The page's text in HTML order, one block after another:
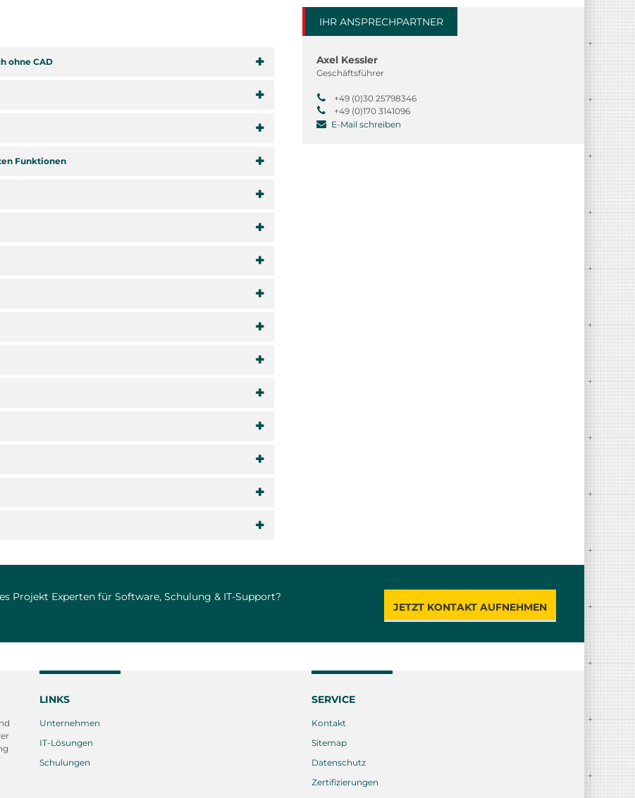
ohne CAD
Funktionen
IHR ANSPRECHPARTNER
Axel Kessler
Geschäftsführer
+49 (0)30 25798346
+49 (0)170 3141096
E-Mail schreiben
Projekt Experten für Software, Schulung & IT-Support?
JETZT KONTAKT AUFNEHMEN
LINKS
Unternehmen
IT-Lösungen
Schulungen
SERVICE
Kontakt
Sitemap
Datenschutz
Zertifizierungen